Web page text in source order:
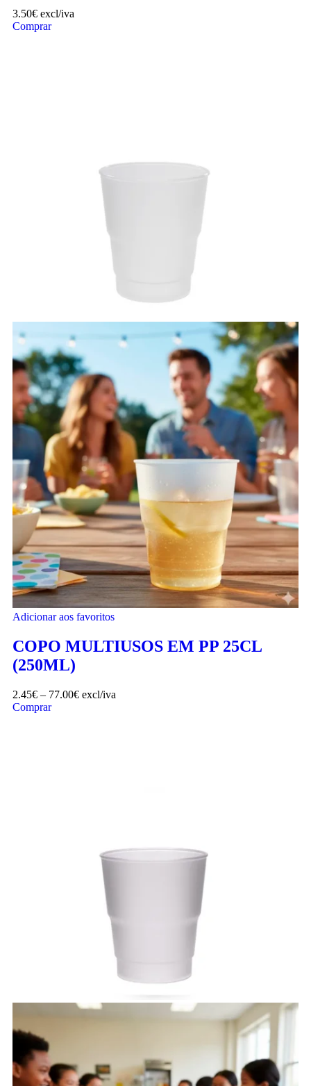
3.50€ excl/iva
Comprar
Adicionar aos favoritos
COPO MULTIUSOS EM PP 25CL
(250ML)
2.45€ – 77.00€ excl/iva
Comprar